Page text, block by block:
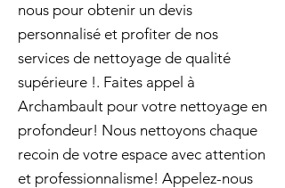
nous pour obtenir un devis
personnalisé et profiter de nos
services de nettoyage de qualité
supérieure !. Faites appel à
Archambault pour votre nettoyage en
profondeur! Nous nettoyons chaque
recoin de votre espace avec attention
et professionnalisme! Appelez-nous